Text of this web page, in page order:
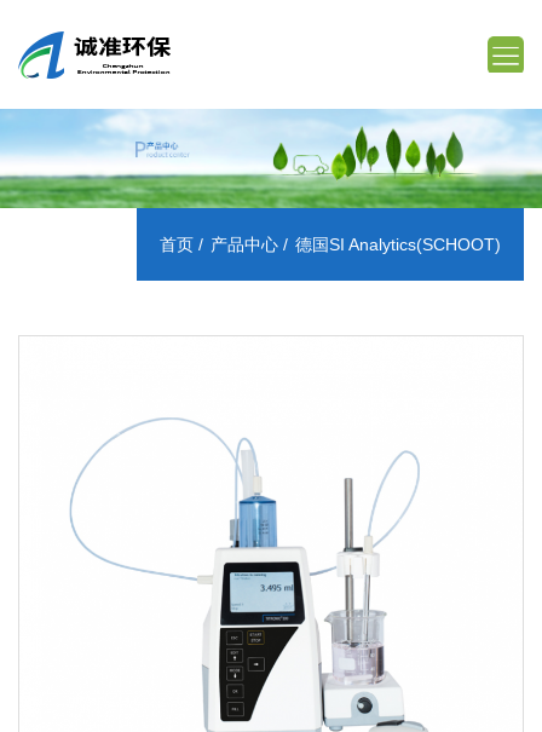
首页 产品中心 德国SI Analytics(SCHOOT)